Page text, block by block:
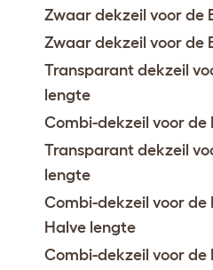
Zwaar dekzeil voor de
Zwaar dekzeil voor de
Transparant dekzeil
lengte
Combi-dekzeil voor de
Transparant dekzeil
lengte
Combi-dekzeil voor de
Halve lengte
Combi-dekzeil voor de